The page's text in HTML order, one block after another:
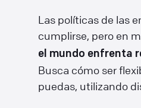
Las políticas de las
cumplirse, pero en
el mundo enfrenta
Busca cómo ser
puedas, utilizando